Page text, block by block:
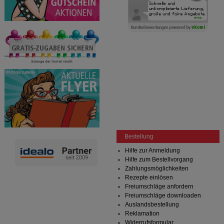
Informationen über die Art und Weise der Nutzung
unserer Website sammeln, mit deren Hilfe wir unsere
Website weiter für Sie optimieren können, den Inhalt
auf unserer Website aber auch die Werbung auf
Drittseiten möglichst relevant für Sie zu gestalten.
Bitte beachten Sie, dass Daten hierfür teilweise an
Dritte wie z.B. Google oder soziale Medien
übertragen werden.
Bestellung
Hilfe zur Anmeldung
Hilfe zum Bestellvorgang
Zahlungsmöglichkeiten
Rezepte einlösen
Freiumschläge anfordern
Freiumschläge downloaden
Auslandsbestellung
Reklamation
Widerrufsformular